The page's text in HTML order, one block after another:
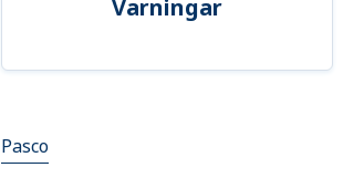
Varningar
Pasco